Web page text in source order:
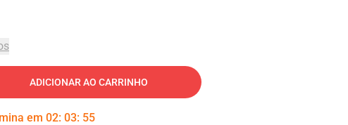
ADICIONAR AO CARRINHO
em 02: 03: 54